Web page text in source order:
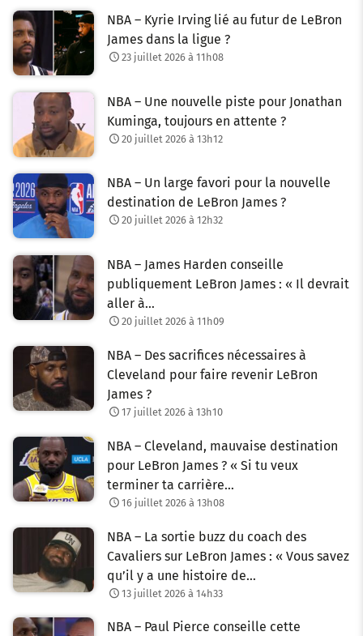
NBA – Kyrie Irving lié au futur de LeBron
James dans la ligue ?
23 juillet 2026 à 11h08
NBA – Une nouvelle piste pour Jonathan
Kuminga, toujours en attente ?
20 juillet 2026 à 13h12
NBA – Un large favori pour la nouvelle
destination de LeBron James ?
20 juillet 2026 à 12h32
NBA – James Harden conseille
publiquement LeBron James : « Il devrait
aller à…
20 juillet 2026 à 11h09
NBA – Des sacrifices nécessaires à
Cleveland pour faire revenir LeBron
James ?
17 juillet 2026 à 13h10
NBA – Cleveland, mauvaise destination
pour LeBron James ? « Si tu veux
terminer ta carrière…
16 juillet 2026 à 13h08
NBA – La sortie buzz du coach des
Cavaliers sur LeBron James : « Vous savez
qu’il y a une histoire de…
13 juillet 2026 à 14h33
NBA – Paul Pierce conseille cette